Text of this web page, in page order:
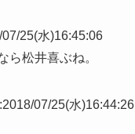
07/25(水)16:45:06
ら松井喜ぶね。
:2018/07/25(水)16:44:26